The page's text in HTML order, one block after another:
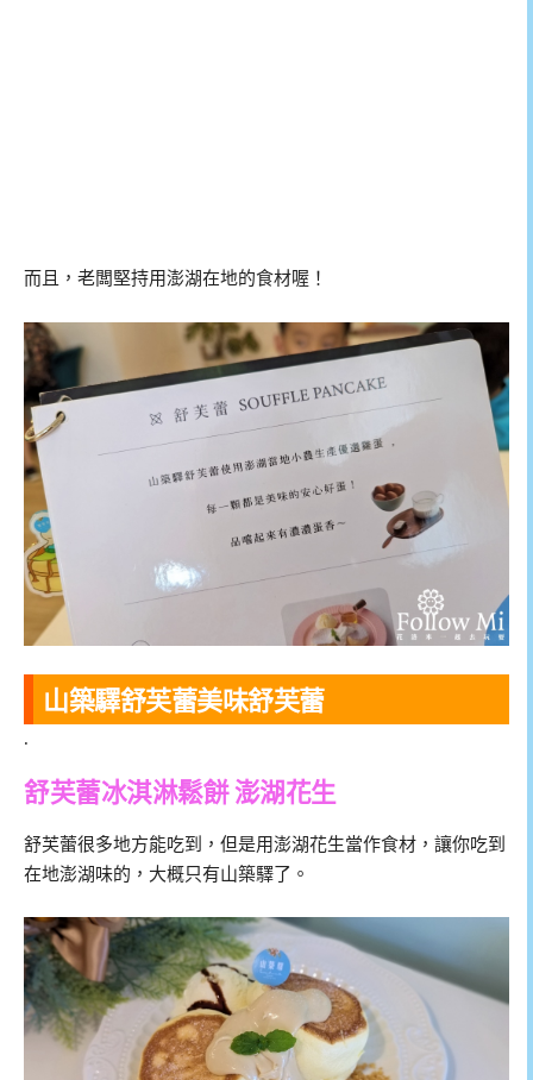
而且，老闆堅持用澎湖在地的食材喔！
山築驛舒芙蕾美味舒芙蕾
.
舒芙蕾冰淇淋鬆餅 澎湖花生
舒芙蕾很多地方能吃到，但是用澎湖花生當作食材，讓你吃到
在地澎湖味的，大概只有山築驛了。